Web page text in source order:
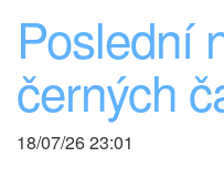
Poslední
černých
18/07/26 23:01